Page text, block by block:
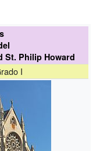
St. Philip Howard
I